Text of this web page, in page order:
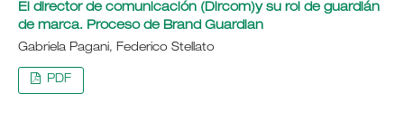
El director de comunicación (Dircom)y su rol de guardián
de marca. Proceso de Brand Guardian
Gabriela Pagani, Federico Stellato
PDF